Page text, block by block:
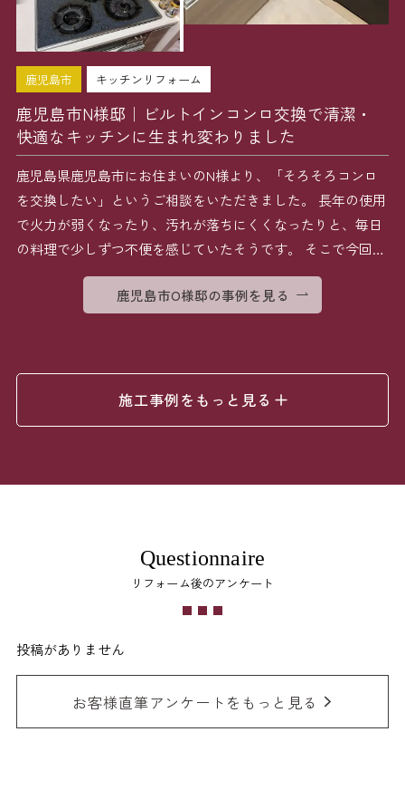
鹿児島市 キッチンリフォーム
鹿児島市N様邸｜ビルトインコンロ交換で清潔・
快適なキッチンに生まれ変わりました
鹿児島県鹿児島市にお住まいのN様より、「そろそろコンロ
を交換したい」というご相談をいただきました。 長年の使用
で火力が弱くなったり、汚れが落ちにくくなったりと、毎日
の料理で少しずつ不便を感じていたそうです。 そこで今回は
鹿児島市O様邸の事例を見る
施工事例をもっと見る
Questionnaire
リフォーム後のアンケート
投稿がありません
お客様直筆アンケートをもっと見る